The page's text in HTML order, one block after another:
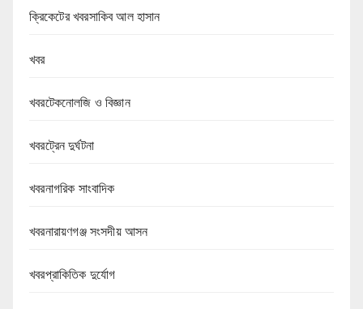
ক্রিকেটের খবরসাকিব আল হাসান
খবর
খবরটেকনোলজি ও বিজ্ঞান
খবরট্রেন দুর্ঘটনা
খবরনাগরিক সাংবাদিক
খবরনারায়ণগঞ্জ সংসদীয় আসন
খবরপ্রাকিতিক দুর্যোগ